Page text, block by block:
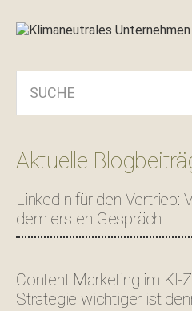
Aktuelle
LinkedIn für den Vertrieb:
dem ersten Gespräch
Content Marketing im KI-
Strategie wichtiger ist